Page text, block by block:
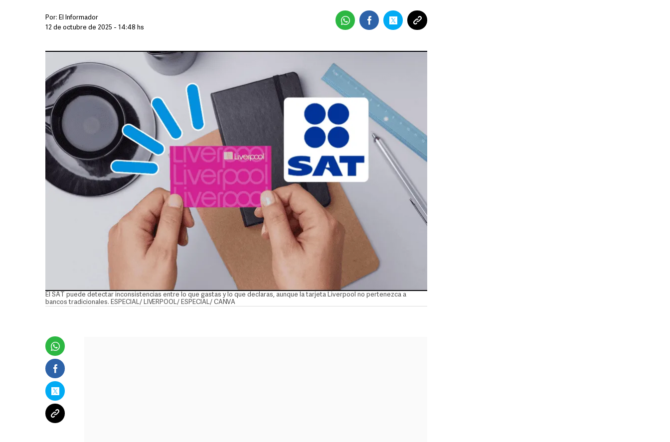
Por: El Informador
12 de octubre de 2025 - 14:48 hs
El SAT puede detectar inconsistencias entre lo que gastas y lo que declaras, aunque la tarjeta Liverpool no pertenezca a
bancos tradicionales. ESPECIAL/ LIVERPOOL/ ESPECIAL/ CANVA